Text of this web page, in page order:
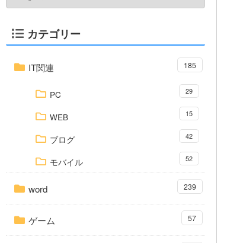
カテゴリー
IT関連 185
PC 29
WEB 15
ブログ 42
モバイル 52
word 239
ゲーム 57